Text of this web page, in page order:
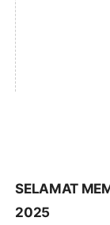
SELAMAT
2025